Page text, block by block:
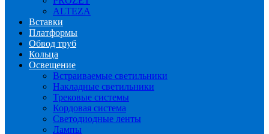
ALTEZA
Вставки
Платформы
Обвод труб
Кольца
Освещение
Встраиваемые светильники
Накладные светильники
Трековые системы
Кордовая система
Светодиодные ленты
Лампы